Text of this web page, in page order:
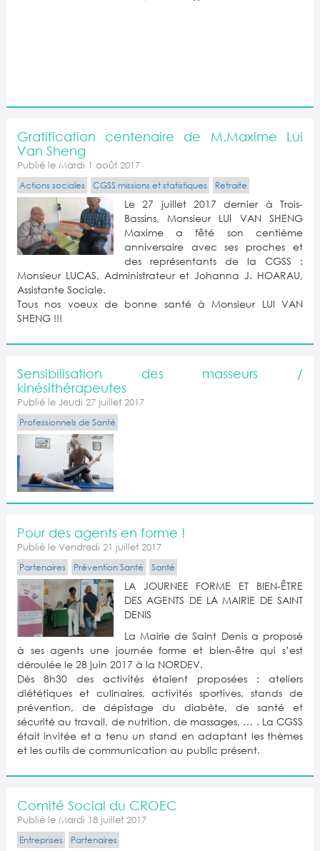
Gratification centenaire de M.Maxime Lui
Van Sheng
Publié le Mardi 1 août 2017
Actions sociales
CGSS missions et statistiques Retraite
Le 27 juillet 2017 dernier à Trois-
Bassins, Monsieur LUI VAN SHENG
Maxime a fêté son centième
anniversaire avec ses proches et
des représentants de la CGSS :
Monsieur LUCAS, Administrateur et Johanna J. HOARAU,
Assistante Sociale.
Tous nos voeux de bonne santé à Monsieur LUI VAN
SHENG !!!
Sensibilisation des masseurs /
kinésithérapeutes
Publié le Jeudi 27 juillet 2017
Professionnels de Santé
Pour des agents en forme !
Publié le Vendredi 21 juillet 2017
Partenaires
Prévention Santé Santé
LA JOURNEE FORME ET BIEN-ÊTRE
DES AGENTS DE LA MAIRIE DE SAINT
DENIS
La Mairie de Saint Denis a proposé
à ses agents une journée forme et bien-être qui s’est
déroulée le 28 juin 2017 à la NORDEV.
Dès 8h30 des activités étaient proposées : ateliers
diététiques et culinaires, activités sportives, stands de
prévention, de dépistage du diabète, de santé et
sécurité au travail, de nutrition, de massages, … . La CGSS
était invitée et a tenu un stand en adaptant les thèmes
et les outils de communication au public présent.
Comité Social du CROEC
Publié le Mardi 18 juillet 2017
Entreprises
Partenaires